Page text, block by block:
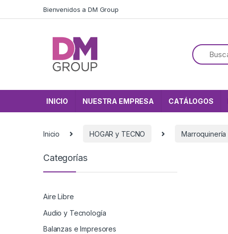
Bienvenidos a DM Group
INICIO NUESTRA EMPRESA CATÁLOGOS
Inicio HOGAR y TECNO Marroquinería
Categorías
Aire Libre
Audio y Tecnología
Balanzas e Impresores